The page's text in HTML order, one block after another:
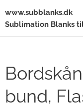
Sublimation Blanks
bund,